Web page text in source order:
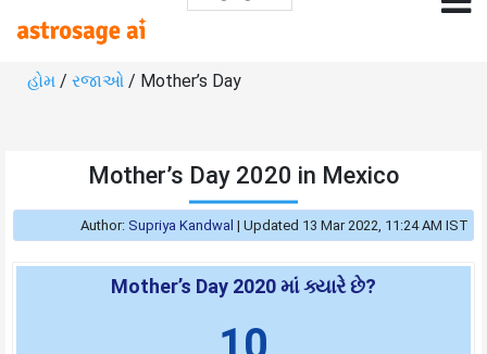
હોમ / રજાઓ / Mother’s Day
Mother’s Day 2020 in Mexico
Author: Supriya Kandwal | Updated 13 Mar 2022, 11:24 AM IST
Mother’s Day 2020 માં ક્યારે છે?